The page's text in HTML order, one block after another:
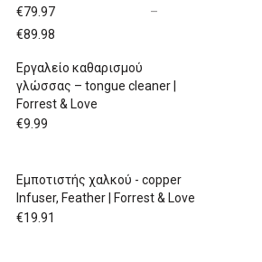
€79.97
–
€89.98
through
Εργαλείο καθαρισμού
γλώσσας – tongue cleaner |
Forrest & Love
€9.99
Εμποτιστής χαλκού - copper
Infuser, Feather | Forrest & Love
€19.91